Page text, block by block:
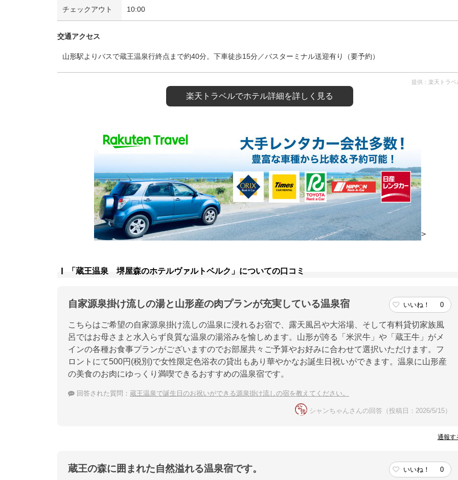
チェックアウト 10:00
交通アクセス
山形駅よりバスで蔵王温泉行終点まで約40分。下車徒歩15分／バスターミナル送迎有り（要予約）
提供：楽天トラベ
楽天トラベルでホテル詳細を詳しく見る
>
「蔵王温泉 堺屋森のホテルヴァルトベルク」についての口コミ
自家源泉掛け流しの湯と山形産の肉プランが充実している温泉宿 いいね！ 0
こちらはご希望の自家源泉掛け流しの温泉に浸れるお宿で、露天風呂や大浴場、そして有料貸切家族風
呂ではお母さまと水入らず良質な温泉の湯浴みを愉しめます。山形が誇る「米沢牛」や「蔵王牛」がメ
インの各種お食事プランがございますのでお部屋共々ご予算やお好みに合わせて選択いただけます。フ
ロントにて500円(税別)で女性限定色浴衣の貸出もあり華やかなお誕生日祝いができます。温泉に山形産
の美食のお肉にゆっくり満喫できるおすすめの温泉宿です。
回答された質問： 蔵王温泉で誕生日のお祝いができる源泉掛け流しの宿を教えてください。
シャンちゃんさんの回答（投稿日：2026/5/15）
通報す
蔵王の森に囲まれた自然溢れる温泉宿です。 いいね！ 0